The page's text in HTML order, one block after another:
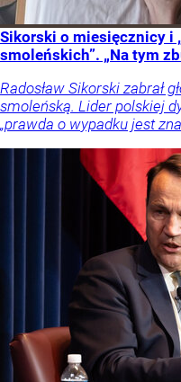
Sikorski o miesięcznicy i
smoleńskich”. „Na tym
Radosław Sikorski zabrał
smoleńską. Lider polskiej
„prawda o wypadku jest